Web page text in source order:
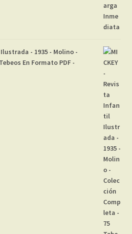
- 1935 - Molino -
En Formato PDF -